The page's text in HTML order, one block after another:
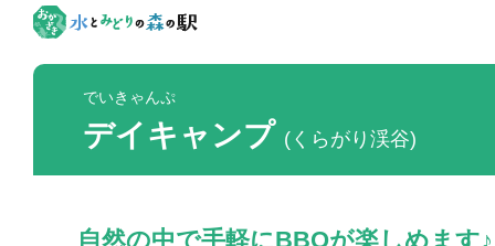
でいきゃんぷ
デイキャンプ (くらがり渓谷)
自然の中で手軽にBBQが楽しめます♪